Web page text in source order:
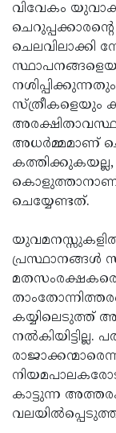
വിവേകം
ചെലവിലാക്കി
സ്ത്രീകളെയും
അധര്‍മ്മമാണ്
കൊളുത്താനാണ്
ചെയ്യേണ്ടത്.
യുവമനസ്സുകളില്‍
പ്രസ്ഥാനങ്ങള്‍
കയ്യിലെടുത്ത്
കാട്ടുന്ന